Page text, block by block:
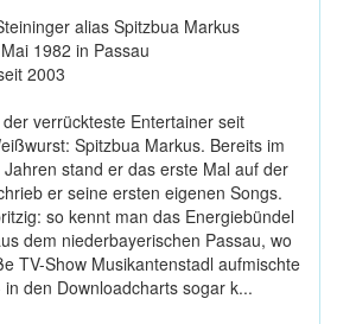
alias Spitzbua Markus
1982 in Passau
2003
verrückteste Entertainer seit
Spitzbua Markus. Bereits im
stand er das erste Mal auf der
er seine ersten eigenen Songs.
so kennt man das Energiebündel
dem niederbayerischen Passau, wo
TV-Show Musikantenstadl aufmischte
den Downloadcharts sogar k...